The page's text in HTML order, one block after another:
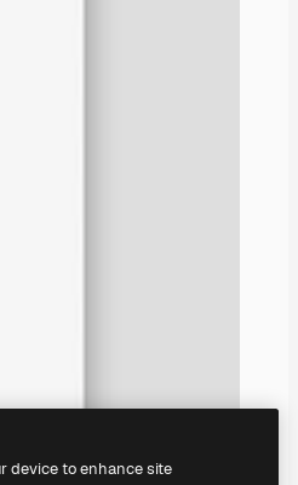
device to enhance site